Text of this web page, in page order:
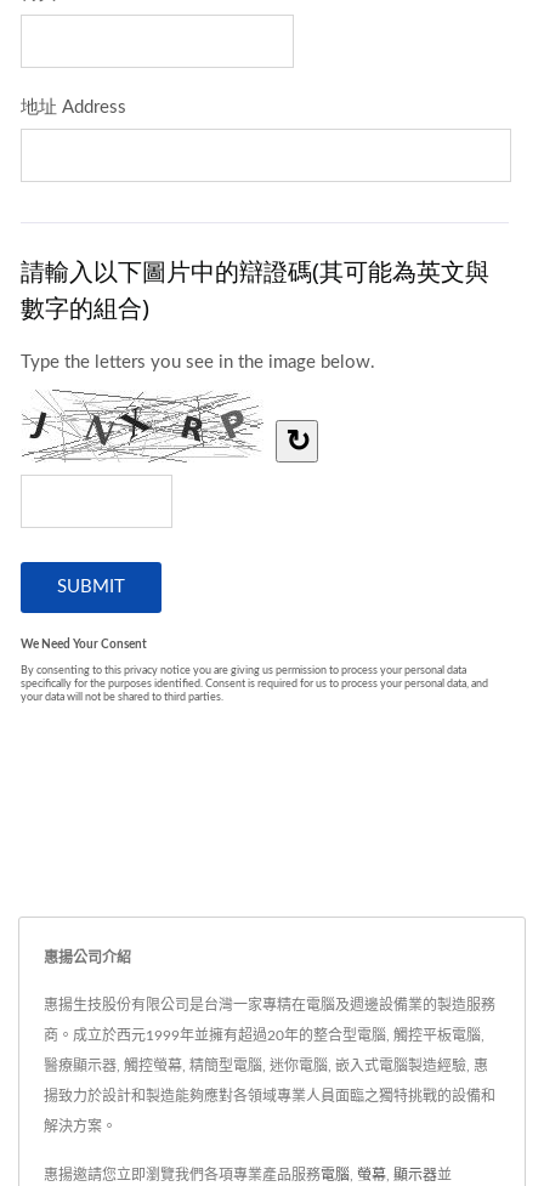
惠揚公司介紹
惠揚生技股份有限公司是台灣一家專精在電腦及週邊設備業的製造服務
商。成立於西元1999年並擁有超過20年的整合型電腦, 觸控平板電腦,
醫療顯示器, 觸控螢幕, 精簡型電腦, 迷你電腦, 嵌入式電腦製造經驗, 惠
揚致力於設計和製造能夠應對各領域專業人員面臨之獨特挑戰的設備和
解決方案。
惠揚邀請您立即瀏覽我們各項專業產品服務電腦 螢幕 顯示器並